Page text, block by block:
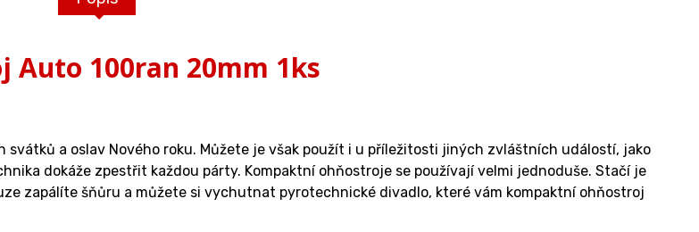
Auto 100ran 20mm 1ks
a oslav Nového roku. Můžete je však použít i u příležitosti jiných zvláštních událostí, jako
dokáže zpestřit každou párty. Kompaktní ohňostroje se používají velmi jednoduše. Stačí je
zapálíte šňůru a můžete si vychutnat pyrotechnické divadlo, které vám kompaktní ohňostroj